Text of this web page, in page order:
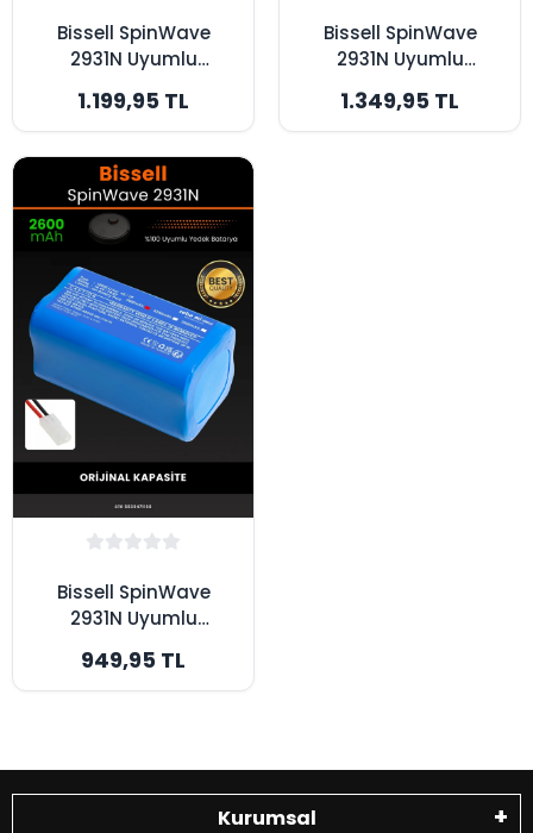
Bissell SpinWave
2931N Uyumlu
Süpürge Bataryası -
Yüksek Kapasite
1.199,95 TL
Bissell SpinWave
2931N Uyumlu
Süpürge Bataryası -
Maksimum Kapasite
1.349,95 TL
Bissell SpinWave
2931N Uyumlu
Süpürge Bataryası -
Orijinal Kapasite
949,95 TL
Kurumsal